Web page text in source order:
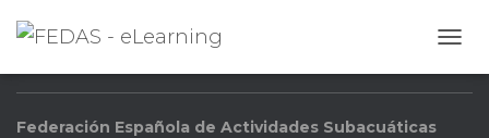
Federación Española de Actividades Subacuáticas